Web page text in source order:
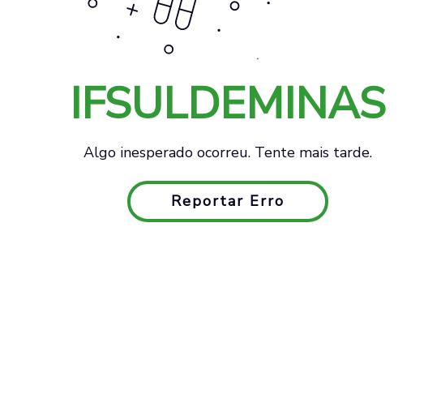
IFSULDEMINAS
Algo inesperado ocorreu. Tente mais tarde.
Reportar Erro